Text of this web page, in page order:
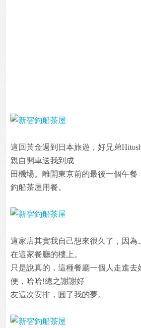
這回黃金週到日本旅遊，好兄弟
親自開車送我到成
田機場。離開東京前的最後一個午餐
釣船茶屋用餐。
這家店其實我自己想來很久了，因為
在這家餐廳的樓上。
只是說真的，這種餐廳一個人走進去
便，哈哈!總之謝謝好
友這次安排，圓了我的夢。